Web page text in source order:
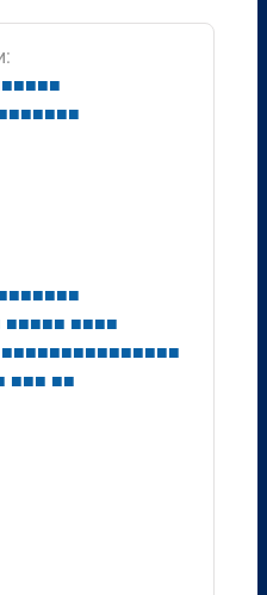
■■■■■
■■■■■■
■■■■■■
■■■■■ ■■■■
■■■■■■■■■■■■■■■
■■■ ■■